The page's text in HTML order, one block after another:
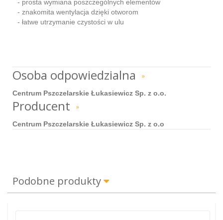
- prosta wymiana poszczególnych elementów
- znakomita wentylacja dzięki otworom
- łatwe utrzymanie czystości w ulu
Osoba odpowiedzialna »
Centrum Pszczelarskie Łukasiewicz Sp. z o.o.
Producent »
Centrum Pszczelarskie Łukasiewicz Sp. z o.o
Podobne produkty